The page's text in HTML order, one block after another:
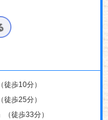
歩10分）
歩25分）
徒歩33分）